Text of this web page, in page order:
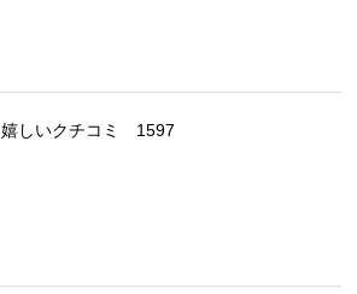
嬉しいクチコミ 1597